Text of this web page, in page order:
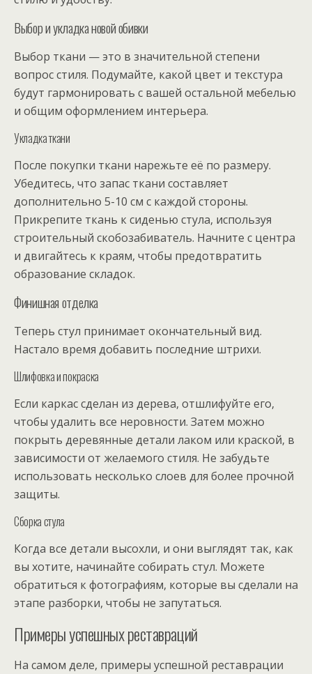
Выбор и укладка новой обивки
Выбор ткани — это в значительной степени
вопрос стиля. Подумайте, какой цвет и текстура
будут гармонировать с вашей остальной мебелью
и общим оформлением интерьера.
Укладка ткани
После покупки ткани нарежьте её по размеру.
Убедитесь, что запас ткани составляет
дополнительно 5-10 см с каждой стороны.
Прикрепите ткань к сиденью стула, используя
строительный скобозабиватель. Начните с центра
и двигайтесь к краям, чтобы предотвратить
образование складок.
Финишная отделка
Теперь стул принимает окончательный вид.
Настало время добавить последние штрихи.
Шлифовка и покраска
Если каркас сделан из дерева, отшлифуйте его,
чтобы удалить все неровности. Затем можно
покрыть деревянные детали лаком или краской, в
зависимости от желаемого стиля. Не забудьте
использовать несколько слоев для более прочной
защиты.
Сборка стула
Когда все детали высохли, и они выглядят так, как
вы хотите, начинайте собирать стул. Можете
обратиться к фотографиям, которые вы сделали на
этапе разборки, чтобы не запутаться.
Примеры успешных реставраций
На самом деле, примеры успешной реставрации